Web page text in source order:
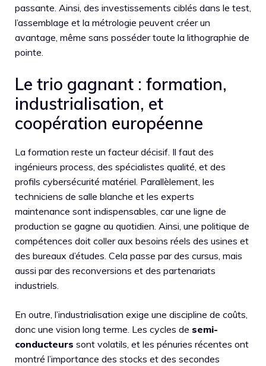
passante. Ainsi, des investissements ciblés dans le test,
l’assemblage et la métrologie peuvent créer un
avantage, même sans posséder toute la lithographie de
pointe.
Le trio gagnant : formation,
industrialisation, et
coopération européenne
La formation reste un facteur décisif. Il faut des
ingénieurs process, des spécialistes qualité, et des
profils cybersécurité matériel. Parallèlement, les
techniciens de salle blanche et les experts
maintenance sont indispensables, car une ligne de
production se gagne au quotidien. Ainsi, une politique de
compétences doit coller aux besoins réels des usines et
des bureaux d’études. Cela passe par des cursus, mais
aussi par des reconversions et des partenariats
industriels.
En outre, l’industrialisation exige une discipline de coûts,
donc une vision long terme. Les cycles de semi-
conducteurs sont volatils, et les pénuries récentes ont
montré l’importance des stocks et des secondes